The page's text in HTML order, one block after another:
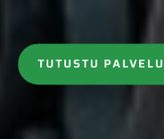
TUTUSTU